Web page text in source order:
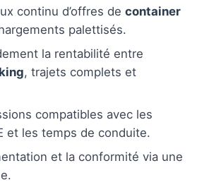
continu d’offres de container
palettisés.
la rentabilité entre
, trajets complets et
compatibles avec les
et les temps de conduite.
et la conformité via une